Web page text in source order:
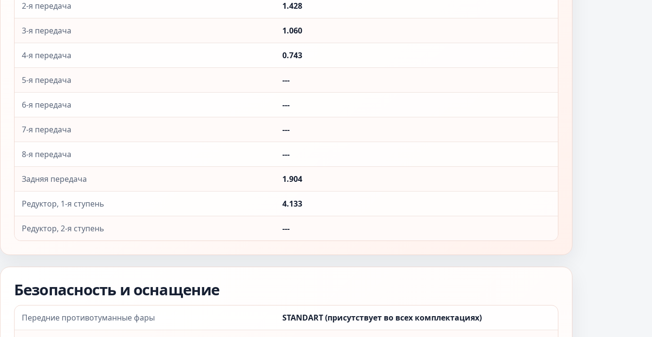
2-я передача 1.428
3-я передача 1.060
4-я передача 0.743
5-я передача ---
6-я передача ---
7-я передача ---
8-я передача ---
Задняя передача 1.904
Редуктор, 1-я ступень 4.133
Редуктор, 2-я ступень ---
Безопасность и оснащение
Передние противотуманные фары STANDART (присутствует во всех комплектациях)